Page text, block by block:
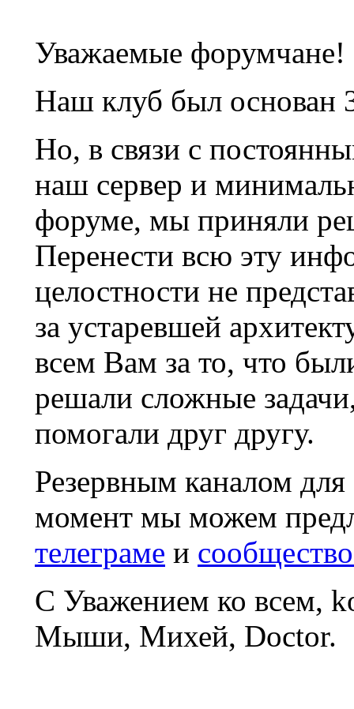
Уважаемые форумчане!
Наш клуб был основан
Но, в связи с
наш сервер и
форуме, мы приняли
Перенести всю эту
целостности не
за устаревшей
всем Вам за то, что
решали сложные
помогали друг другу.
Резервным каналом
момент мы можем
телеграме и
С Уважением ко всем,
Мыши, Михей, Doctor.